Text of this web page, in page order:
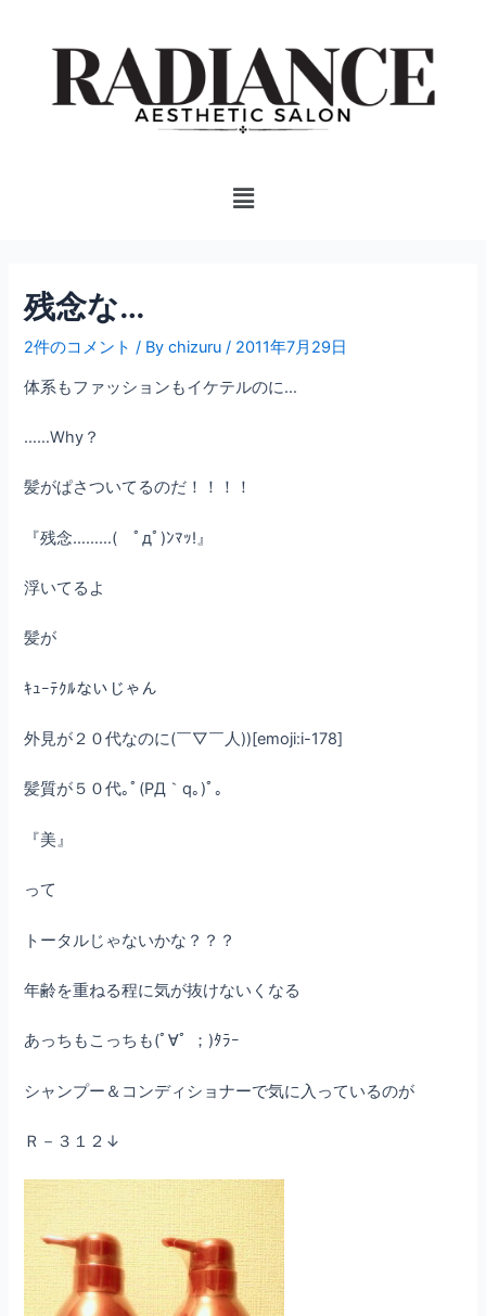
Menu
残念な…
2件のコメント / Bychizuru/ 2011年7月29日
体系もファッションもイケテルのに…
……Why？
髪がぱさついてるのだ！！！！
『残念………( ﾟдﾟ)ﾝﾏｯ!』
浮いてるよ
髪が
ｷｭｰﾃｸﾙないじゃん
外見が２０代なのに(￣▽￣人))[emoji:i-178]
髪質が５０代｡ﾟ(PД｀q｡)ﾟ｡
『美』
って
トータルじゃないかな？？？
年齢を重ねる程に気が抜けないくなる
あっちもこっちも(ﾟ∀ﾟ ；)ﾀﾗｰ
シャンプー＆コンディショナーで気に入っているのが
Ｒ－３１２↓
ビ
ゲ